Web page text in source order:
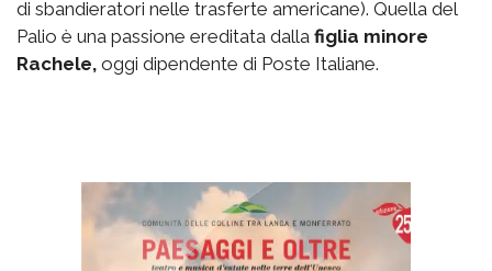
di sbandieratori nelle trasferte americane). Quella del
Palio è una passione ereditata dalla figlia minore
Rachele, oggi dipendente di Poste Italiane.